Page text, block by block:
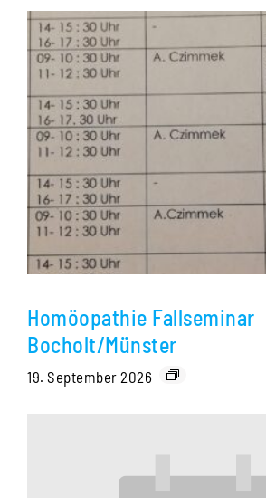
Homöopathie Fallseminar
Bocholt/Münster
19. September 2026